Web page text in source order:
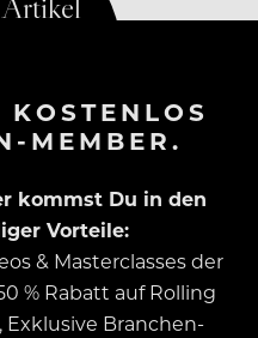
MEMBER.
kommst Du in den
Vorteile:
& Masterclasses der
% Rabatt auf Rolling
Exklusive Branchen-